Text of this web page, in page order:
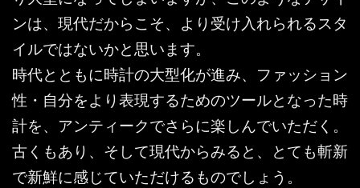
ンは、現代だからこそ、より受け入れられるスタ
イルではないかと思います。
時代とともに時計の大型化が進み、ファッション
性・自分をより表現するためのツールとなった時
計を、アンティークでさらに楽しんでいただく。
古くもあり、そして現代からみると、とても斬新
で新鮮に感じていただけるものでしょう。